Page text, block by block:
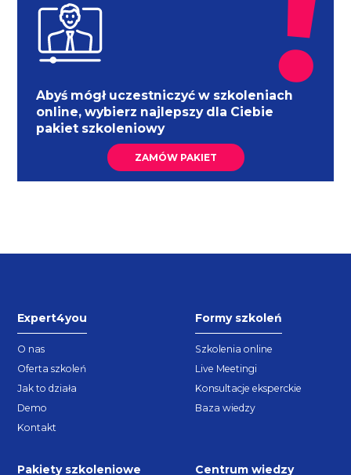
Abyś mógł uczestniczyć w szkoleniach
online, wybierz najlepszy dla Ciebie
pakiet szkoleniowy
ZAMÓW PAKIET
Expert4you
O nas
Oferta szkoleń
Jak to działa
Demo
Kontakt
Formy szkoleń
Szkolenia online
Live Meetingi
Konsultacje eksperckie
Baza wiedzy
Pakiety szkoleniowe Centrum wiedzy